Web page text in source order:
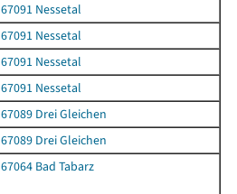
67091 Nessetal
67091 Nessetal
67091 Nessetal
67091 Nessetal
67089 Drei Gleichen
67089 Drei Gleichen
67064 Bad Tabarz